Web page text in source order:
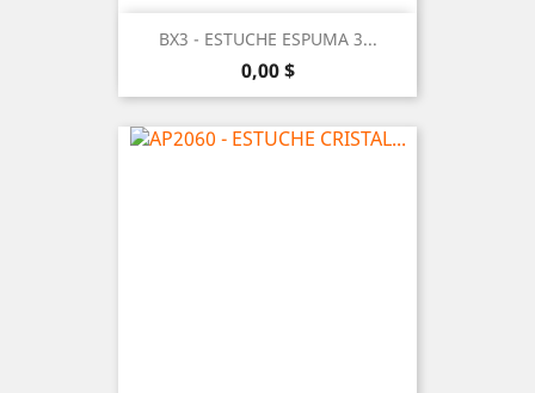
BX3 - ESTUCHE ESPUMA 3...
Precio
0,00 $